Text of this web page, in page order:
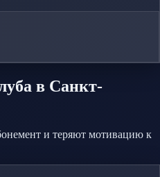
в Санкт-
и теряют мотивацию к